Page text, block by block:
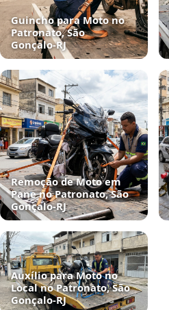
Guincho para Moto no
Patronato, São
Gonçalo‑RJ
Remoção de Moto em
Pane no Patronato, São
Gonçalo‑RJ
Auxílio para Moto no
Local no Patronato, São
Gonçalo‑RJ